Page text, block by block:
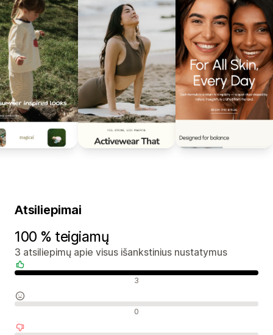
Atsiliepimai
100 % teigiamų
3 atsiliepimų apie visus išankstinius nustatymus
3
0